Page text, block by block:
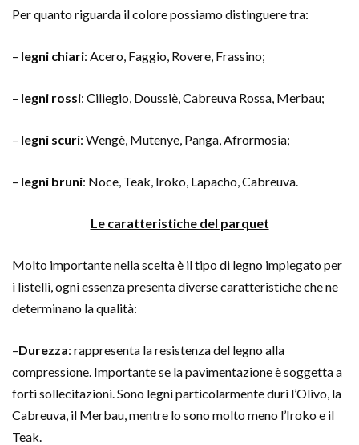
Per quanto riguarda il colore possiamo distinguere tra:
– legni chiari: Acero, Faggio, Rovere, Frassino;
– legni rossi: Ciliegio, Doussiè, Cabreuva Rossa, Merbau;
– legni scuri: Wengè, Mutenye, Panga, Afrormosia;
– legni bruni: Noce, Teak, Iroko, Lapacho, Cabreuva.
Le caratteristiche del parquet
Molto importante nella scelta è il tipo di legno impiegato per
i listelli, ogni essenza presenta diverse caratteristiche che ne
determinano la qualità:
–Durezza: rappresenta la resistenza del legno alla
compressione. Importante se la pavimentazione è soggetta a
forti sollecitazioni. Sono legni particolarmente duri l’Olivo, la
Cabreuva, il Merbau, mentre lo sono molto meno l’Iroko e il
Teak.